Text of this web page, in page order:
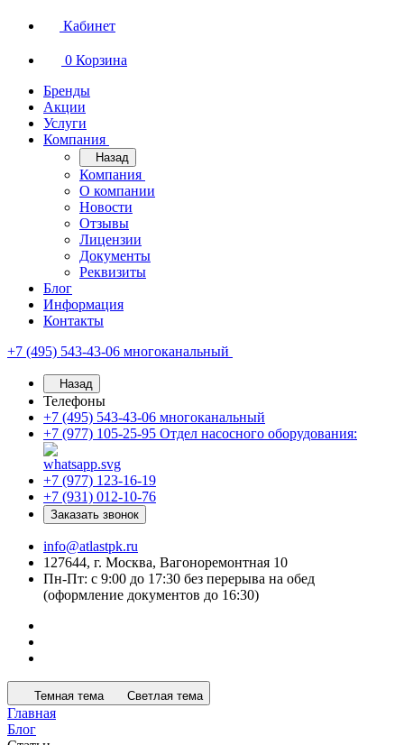
Кабинет
0 Корзина
Бренды
Акции
Услуги
Компания
Назад
Компания
О компании
Новости
Отзывы
Лицензии
Документы
Реквизиты
Блог
Информация
Контакты
+7 (495) 543-43-06 многоканальный
Назад
Телефоны
+7 (495) 543-43-06 многоканальный
+7 (977) 105-25-95 Отдел насосного оборудования:
+7 (977) 123-16-19
+7 (931) 012-10-76
Заказать звонок
info@atlastpk.ru
127644, г. Москва, Вагоноремонтная 10
Пн-Пт: с 9:00 до 17:30 без перерыва на обед
(оформление документов до 16:30)
Темная тема Светлая тема
Главная
Блог